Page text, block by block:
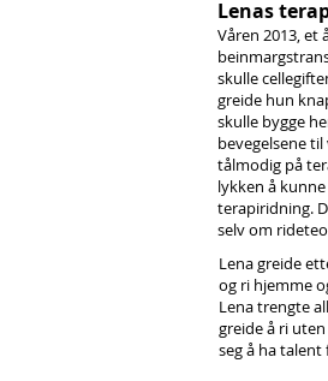
Lenas
Våren 2013, et
skulle
greide hun
skulle bygge
bevegelsene
tålmodig på
lykken å
terapiridning.
selv om
Lena greide
og ri hjemme
Lena trengte
greide å ri
seg å ha talent